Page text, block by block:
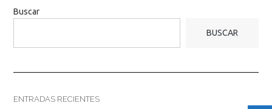
Buscar
BUSCAR
ENTRADAS RECIENTES